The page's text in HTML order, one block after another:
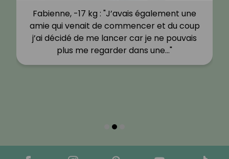
Fabienne, -17 kg : "J’avais également une
amie qui venait de commencer et du coup
j’ai décidé de me lancer car je ne pouvais
plus me regarder dans une…"